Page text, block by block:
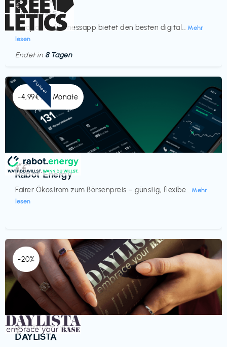
Gesundheit & Wellness
Freeletics
Europas Nr. 1 Fitnessapp bietet den besten digital... Mehr
lesen
€‎
Endet in 8 Tagen
-4,99€ x 6 Monate
Strom
Rabot Energy
Fairer Ökostrom zum Börsenpreis – günstig, flexibe... Mehr
lesen
€€‎
Pioneer
-20%
Gesundheit & Wellness
DAYLISTA
€‎